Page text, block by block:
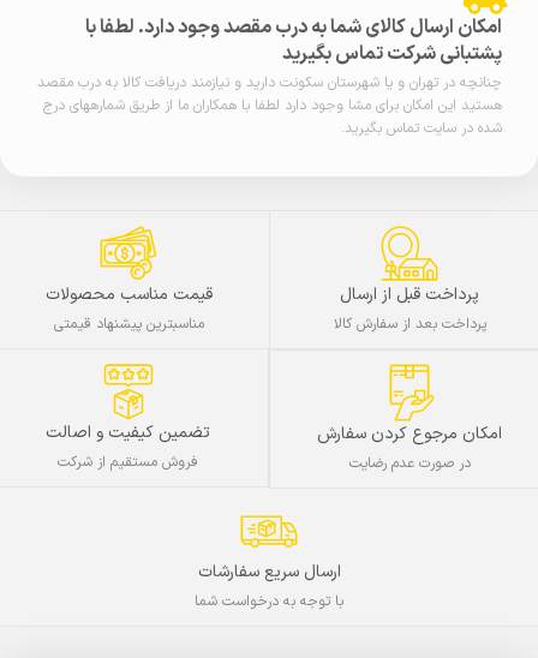
امکان ارسال کالای شما به درب مقصد وجود دارد. لطفا با
پشتبانی شرکت تماس بگیرید
چنانچه در تهران و یا شهرستان سکونت دارید و نیازمند دریافت کالا به درب مقصد
هستید این امکان برای مشا وجود دارد لطفا با همکاران ما از طریق شمارههای درج
شده در سایت تماس بگیرید.
پرداخت قبل از ارسال
پرداخت بعد از سفارش کالا
قیمت مناسب محصولات
مناسبترین پیشنهاد قیمتی
امکان مرجوع کردن سفارش
در صورت عدم رضایت
تضمین کیفیت و اصالت
فروش مستقیم از شرکت
ارسال سریع سفارشات
با توجه به درخواست شما